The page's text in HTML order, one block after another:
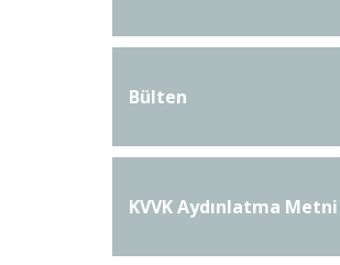
Bülten
KVVK Aydınlatma Metni